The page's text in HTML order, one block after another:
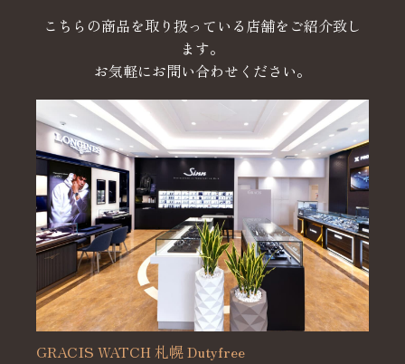
こちらの商品を取り扱っている店舗をご紹介致し
ます。
お気軽にお問い合わせください。
GRACIS WATCH 札幌 Dutyfree